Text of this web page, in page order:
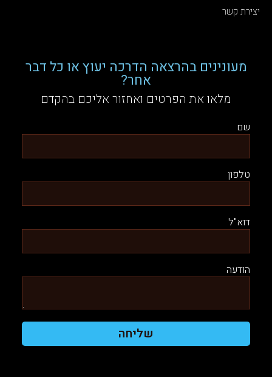
יצירת קשר
מעונינים בהרצאה הדרכה יעוץ או כל דבר
אחר?
מלאו את הפרטים ואחזור אליכם בהקדם
שם
טלפון
דוא"ל
הודעה
שליחה